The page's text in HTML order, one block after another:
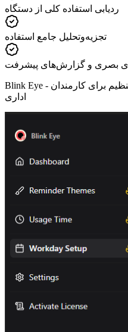
ردیابی استفاده کلی از دستگاه
تجزیه‌وتحلیل جامع استفاده
بصری و گزارش‌های پیشرفت
Blink Eye - برای کارمندان
اداری